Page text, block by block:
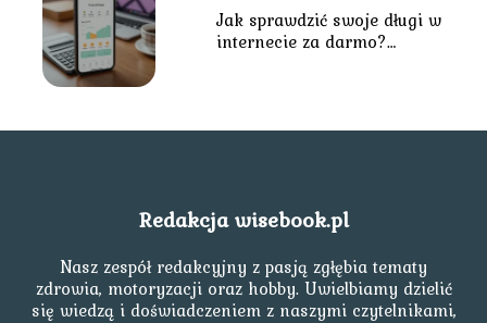
Jak sprawdzić swoje długi w
internecie za darmo?
Redakcja wisebook.pl
Nasz zespół redakcyjny z pasją zgłębia tematy
zdrowia, motoryzacji oraz hobby. Uwielbiamy dzielić
się wiedzą i doświadczeniem z naszymi czytelnikami,